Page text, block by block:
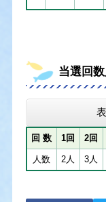
当選回
回 数 1回 2回
人数 2人 3人